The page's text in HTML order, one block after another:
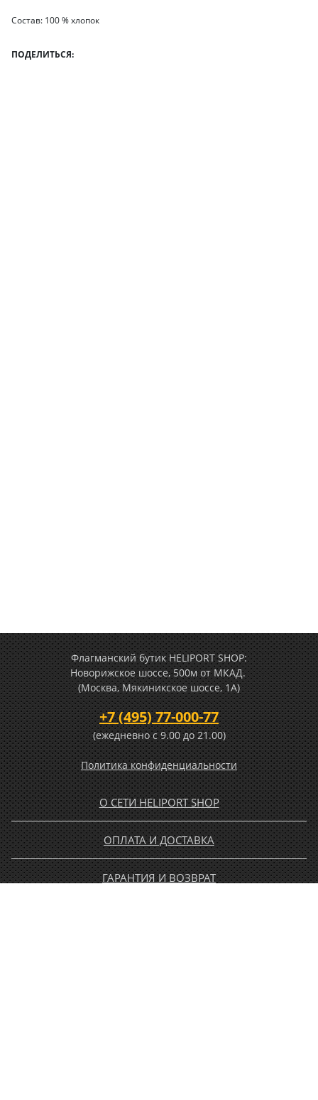
Состав: 100 % хлопок
ПОДЕЛИТЬСЯ:
Флагманский бутик HELIPORT SHOP:
Новорижское шоссе, 500м от МКАД.
(Москва, Мякиникское шоссе, 1А)
+7 (495) 77-000-77
(ежедневно c 9.00 до 21.00)
Политика конфиденциальности
О СЕТИ HELIPORT SHOP
ОПЛАТА И ДОСТАВКА
ГАРАНТИЯ И ВОЗВРАТ